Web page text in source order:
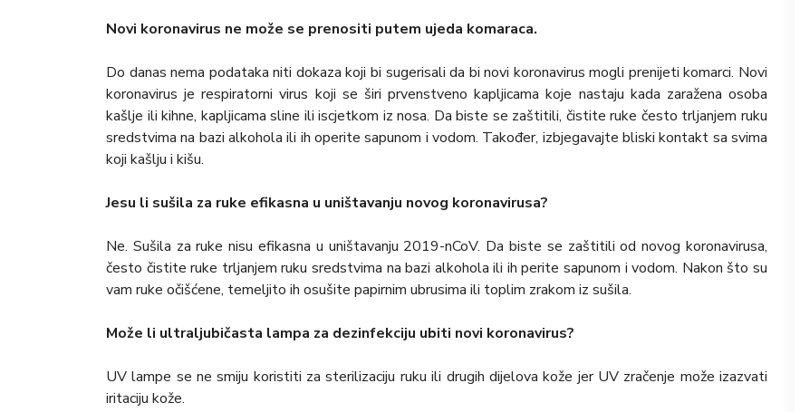
Novi koronavirus ne može se prenositi putem ujeda komaraca.
Do danas nema podataka niti dokaza koji bi sugerisali da bi novi koronavirus mogli prenijeti komarci. Novi
koronavirus je respiratorni virus koji se širi prvenstveno kapljicama koje nastaju kada zaražena osoba
kašlje ili kihne, kapljicama sline ili iscjetkom iz nosa. Da biste se zaštitili, čistite ruke često trljanjem ruku
sredstvima na bazi alkohola ili ih operite sapunom i vodom. Također, izbjegavajte bliski kontakt sa svima
koji kašlju i kišu.
Jesu li sušila za ruke efikasna u uništavanju novog koronavirusa?
Ne. Sušila za ruke nisu efikasna u uništavanju 2019-nCoV. Da biste se zaštitili od novog koronavirusa,
često čistite ruke trljanjem ruku sredstvima na bazi alkohola ili ih perite sapunom i vodom. Nakon što su
vam ruke očišćene, temeljito ih osušite papirnim ubrusima ili toplim zrakom iz sušila.
Može li ultraljubičasta lampa za dezinfekciju ubiti novi koronavirus?
UV lampe se ne smiju koristiti za sterilizaciju ruku ili drugih dijelova kože jer UV zračenje može izazvati
iritaciju kože.